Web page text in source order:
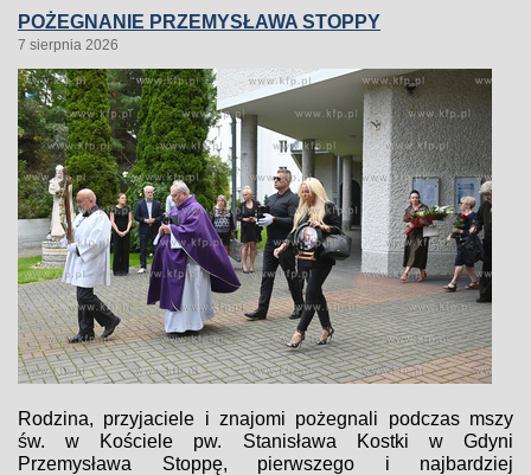
POŻEGNANIE PRZEMYSŁAWA STOPPY
7 sierpnia 2026
Rodzina, przyjaciele i znajomi pożegnali podczas mszy
św. w Kościele pw. Stanisława Kostki w Gdyni
Przemysława Stoppę, pierwszego i najbardziej